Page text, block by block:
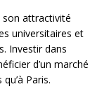
son attractivité
universitaires et
Investir dans
d’un marché
Paris.